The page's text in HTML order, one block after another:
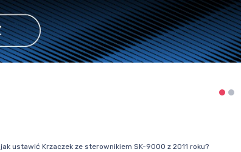
jak ustawić Krzaczek ze sterownikiem SK-9000 z 2011 roku?